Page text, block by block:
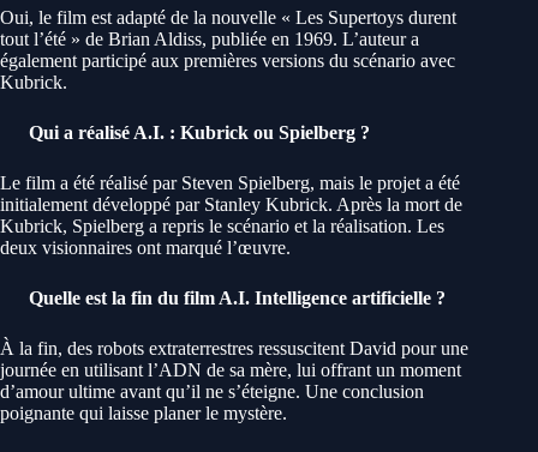
Oui, le film est adapté de la nouvelle « Les Supertoys durent
tout l’été » de Brian Aldiss, publiée en 1969. L’auteur a
également participé aux premières versions du scénario avec
Kubrick.
Qui a réalisé A.I. : Kubrick ou Spielberg ?
Le film a été réalisé par Steven Spielberg, mais le projet a été
initialement développé par Stanley Kubrick. Après la mort de
Kubrick, Spielberg a repris le scénario et la réalisation. Les
deux visionnaires ont marqué l’œuvre.
Quelle est la fin du film A.I. Intelligence artificielle ?
À la fin, des robots extraterrestres ressuscitent David pour une
journée en utilisant l’ADN de sa mère, lui offrant un moment
d’amour ultime avant qu’il ne s’éteigne. Une conclusion
poignante qui laisse planer le mystère.